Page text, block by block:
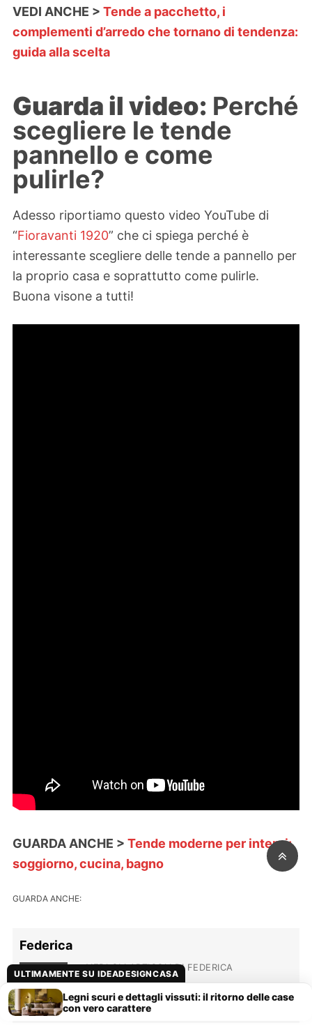
VEDI ANCHE > Tende a pacchetto, i
complementi d’arredo che tornano di tendenza:
guida alla scelta
Guarda il video: Perché
scegliere le tende
pannello e come
pulirle?
Adesso riportiamo questo video YouTube di
“Fioravanti 1920” che ci spiega perché è
interessante scegliere delle tende a pannello per
la proprio casa e soprattutto come pulirle.
Buona visone a tutti!
GUARDA ANCHE > Tende moderne per interni:
soggiorno, cucina, bagno
GUARDA ANCHE:
Federica
VEDI GLI ARTICOLI DI FEDERICA
ULTIMAMENTE SU IDEADESIGNCASA
Legni scuri e dettagli vissuti: il ritorno delle case
con vero carattere